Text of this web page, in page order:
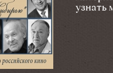
узнать